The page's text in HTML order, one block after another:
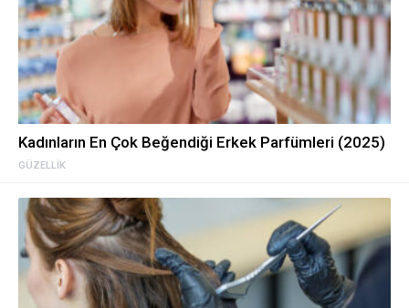
GÜZELLIK
Kadınların En Çok Beğendiği Erkek Parfümleri (2025)